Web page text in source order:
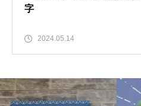
字
2024.05.14